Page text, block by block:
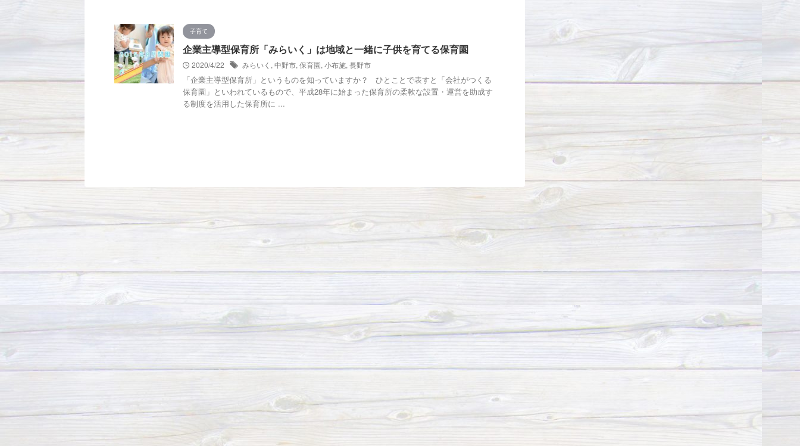
子育て
企業主導型保育所「みらいく」は地域と一緒に子供を育てる保育園
2020/4/22 みらいく , 中野市, 保育園, 小布施, 長野市
「企業主導型保育所」というものを知っていますか？ ひとことで表すと「会社がつくる
保育園」といわれているもので、平成28年に始まった保育所の柔軟な設置・運営を助成す
る制度を活用した保育所に ...